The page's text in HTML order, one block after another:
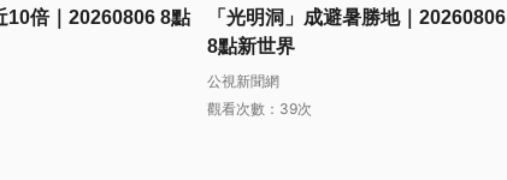
10倍｜20260806 8點
「光明洞」成避暑勝地｜20260806
8點新世界
公視新聞網
觀看次數：39次